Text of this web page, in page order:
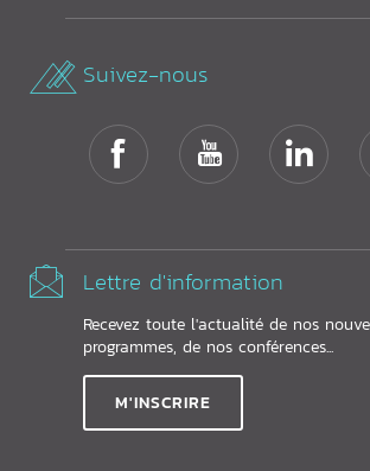
Suivez-nous
Lettre d'information
Recevez toute l'actualité de nos
programmes, de nos conférences...
M'INSCRIRE